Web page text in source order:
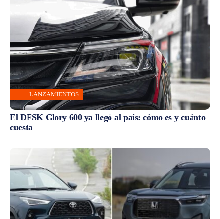
LANZAMIENTOS
El DFSK Glory 600 ya llegó al país: cómo es y cuánto
cuesta